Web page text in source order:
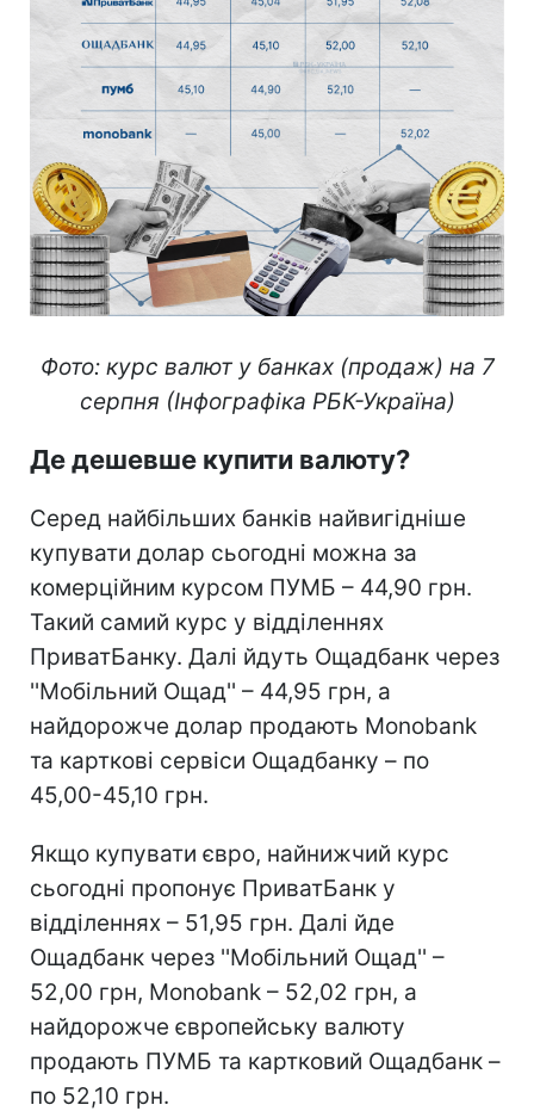
Фото: курс валют у банках (продаж) на 7
серпня (Інфографіка РБК-Україна)
Де дешевше купити валюту?
Серед найбільших банків найвигідніше
купувати долар сьогодні можна за
комерційним курсом ПУМБ – 44,90 грн.
Такий самий курс у відділеннях
ПриватБанку. Далі йдуть Ощадбанк через
''Мобільний Ощад'' – 44,95 грн, а
найдорожче долар продають Monobank
та карткові сервіси Ощадбанку – по
45,00-45,10 грн.
Якщо купувати євро, найнижчий курс
сьогодні пропонує ПриватБанк у
відділеннях – 51,95 грн. Далі йде
Ощадбанк через ''Мобільний Ощад'' –
52,00 грн, Monobank – 52,02 грн, а
найдорожче європейську валюту
продають ПУМБ та картковий Ощадбанк –
по 52,10 грн.